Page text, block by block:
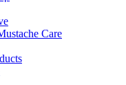
Care